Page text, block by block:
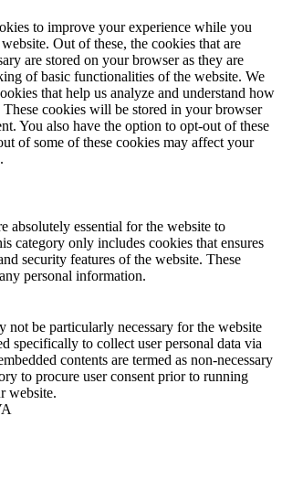
to improve your experience while you
Out of these, the cookies that are
are stored on your browser as they are
of basic functionalities of the website. We
that help us analyze and understand how
cookies will be stored in your browser
You also have the option to opt-out of these
of some of these cookies may affect your
absolutely essential for the website to
category only includes cookies that ensures
security features of the website. These
personal information.
not be particularly necessary for the website
specifically to collect user personal data via
contents are termed as non-necessary
to procure user consent prior to running
website.